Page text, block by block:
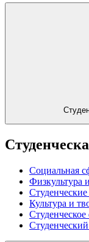
Социальная
Физкультура
Культура и